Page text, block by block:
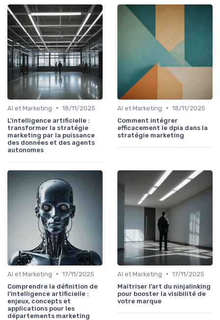
AI et Marketing • 18/11/2025
L’intelligence artificielle :
transformer la stratégie
marketing par la puissance
des données et des agents
autonomes
AI et Marketing • 18/11/2025
Comment intégrer
efficacement le dpia dans la
stratégie marketing
AI et Marketing • 17/11/2025
Comprendre la définition de
l’intelligence artificielle :
enjeux, concepts et
applications pour les
départements marketing
AI et Marketing • 17/11/2025
Maîtriser l’art du ninjalinking
pour booster la visibilité de
votre marque